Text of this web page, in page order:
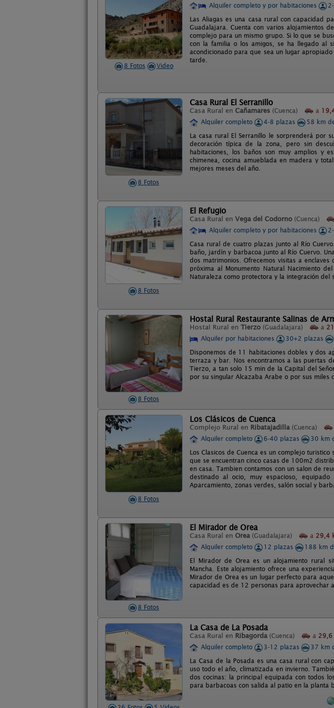
8 Fotos Video
Alquiler completo y por habitaciones
Las Aliagas es una casa rural con capacidad
Guadalajara. Cuenta con varios alojamientos
complejo para un mismo grupo. Si lo que se
con la familia o los amigos, se ha llegado al
acondicionado para que sea un lugar
tarde.
8 Fotos
Casa Rural El Serranillo
Casa Rural en Cañamares (Cuenca) a
Alquiler completo
4-8 plazas
58 km
La casa rural El Serranillo le sorprenderá por
decoración típica de la zona, pero sin
habitaciones, los baños son muy amplios y
chimenea, cocina amueblada en madera y
mejores meses del año.
8 Fotos
El Refugio
Casa Rural en Vega del Codorno (Cuenca)
Alquiler completo y por habitaciones
Casa rural de cuatro plazas junto al Río
baño, jardín y barbacoa junto al Río Cuervo.
dos matrimonios. Ofrecemos visitas a
próxima al Monumento Natural Nacimiento
Naturaleza como protectora y la integración del
8 Fotos
Hostal Rural Restaurante Salinas de
Hostal Rural en Tierzo (Guadalajara) a
Alquiler por habitaciones
30+2 plazas
Disponemos de 11 habitaciones dobles y dos
terraza y bar. Nos encontramos a las puertas
Tierzo, a tan solo 15 min de la Capital del
por su singular Alcazaba Arabe o por sus miles
8 Fotos
Los Clásicos de Cuenca
Complejo Rural en Ribatajadilla (Cuenca)
Alquiler completo
6-40 plazas
30 km
Los Clasicos de Cuenca es un complejo
que se encuentran cinco casas de 100m2
en casa. Tambien contamos con un salon de
destinado al ocio, muy espacioso,
Aparcamiento, zonas verdes, salón social y
8 Fotos
El Mirador de Orea
Casa Rural en Orea (Guadalajara) a 29,4
Alquiler completo
12 plazas
188 km
El Mirador de Orea es un alojamiento rural
Mancha. Este alojamiento ofrece una
Mirador de Orea es un lugar perfecto para
capacidad es de 12 personas para aprovechar
La Casa de La Posada
Casa Rural en Ribagorda (Cuenca) a 29,6
Alquiler completo
3-12 plazas 37 km
La Casa de la Posada es una casa rural con
uso todo el año, climatizada en invierno.
dos cocinas: la principal equipada con todos
para barbacoas con salida al patio en la planta